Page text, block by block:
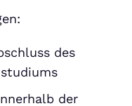
des
der